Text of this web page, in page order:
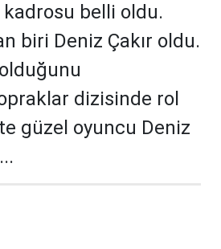
belli oldu.
biri Deniz Çakır oldu.
dizisinde rol
güzel oyuncu Deniz